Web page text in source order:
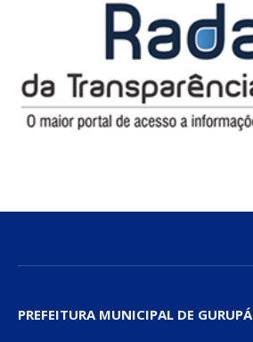
PREFEITURA MUNICIPAL DE GURUPÁ